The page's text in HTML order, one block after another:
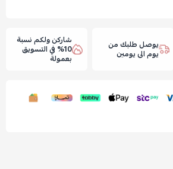
يوصل طلبك من
يوم الى يومين
شاركن ولكم نسبة
10% في التسويق
بعمولة